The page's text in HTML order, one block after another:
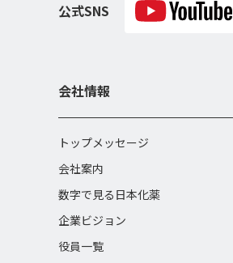
公式SNS
会社情報
トップメッセージ
会社案内
数字で見る日本化薬
企業ビジョン
役員一覧